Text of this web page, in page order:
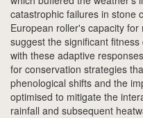
catastrophic failures in stone
European roller's capacity
suggest the significant
with these adaptive
for conservation strategies
phenological shifts and the
optimised to mitigate the
rainfall and subsequent